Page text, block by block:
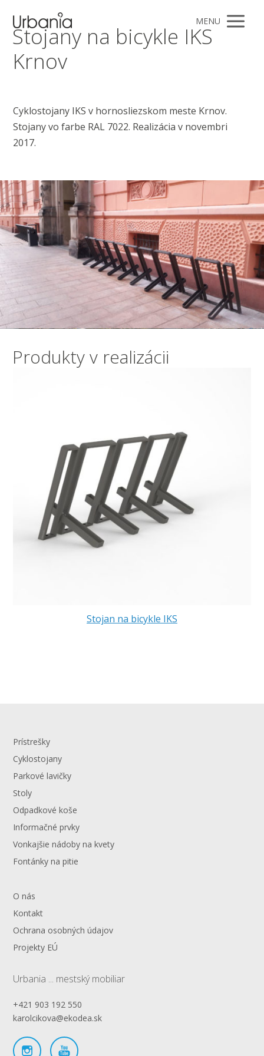
MENU
Stojany na bicykle IKS
Krnov
Cyklostojany IKS v hornosliezskom meste Krnov.
Stojany vo farbe RAL 7022. Realizácia v novembri
2017.
Produkty v realizácii
Stojan na bicykle IKS
Prístrešky
Cyklostojany
Parkové lavičky
Stoly
Odpadkové koše
Informačné prvky
Vonkajšie nádoby na kvety
Fontánky na pitie
O nás
Kontakt
Ochrana osobných údajov
Projekty EÚ
Urbania ... mestský mobiliar
+421 903 192 550
karolcikova@ekodea.sk